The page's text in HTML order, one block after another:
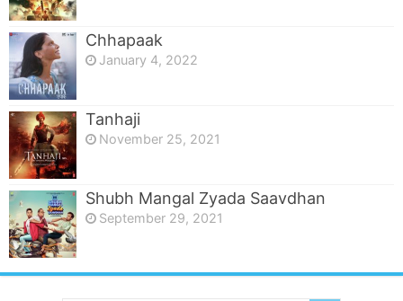
Chhapaak
January 4, 2022
Tanhaji
November 25, 2021
Shubh Mangal Zyada Saavdhan
September 29, 2021